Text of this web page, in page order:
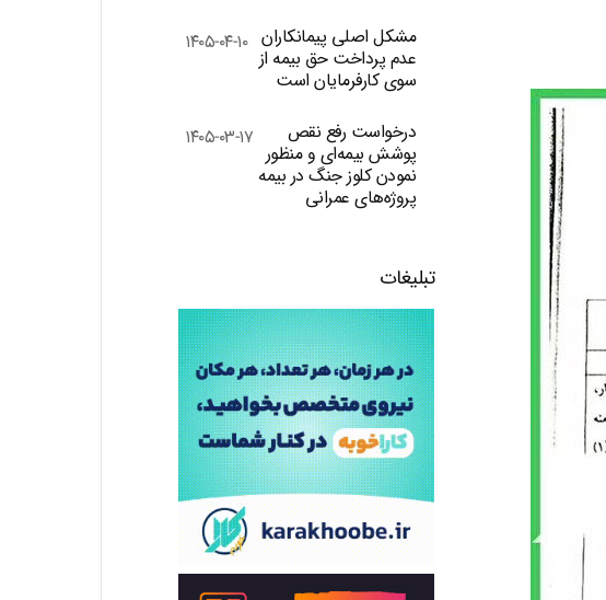
مشکل اصلی پیمانکاران
عدم پرداخت حق بیمه از
سوی کارفرمایان است
۱۴۰۵-۰۴-۱۰
درخواست رفع نقص
پوشش بیمه‌ای و منظور
نمودن کلوز جنگ در بیمه
پروژه‌های عمرانی
۱۴۰۵-۰۳-۱۷
تبلیغات